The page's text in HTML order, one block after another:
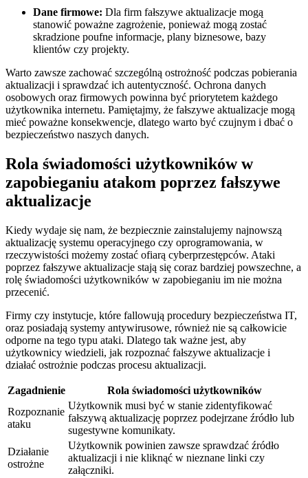
Dane firmowe: Dla firm fałszywe aktualizacje mogą
stanowić poważne zagrożenie, ponieważ mogą zostać
skradzione poufne informacje, plany biznesowe, ​bazy
klientów czy projekty.
Warto ⁤zawsze zachować szczególną ostrożność podczas pobierania
⁢aktualizacji i sprawdzać ich ‍autentyczność. Ochrona danych
osobowych oraz firmowych ⁤powinna być priorytetem każdego
użytkownika internetu. Pamiętajmy, że fałszywe aktualizacje mogą
mieć ‌poważne konsekwencje,⁢ dlatego warto być⁢ czujnym i dbać o
bezpieczeństwo naszych danych.
Rola świadomości użytkowników w
zapobieganiu atakom poprzez fałszywe⁢
aktualizacje
Kiedy wydaje się nam, że bezpiecznie zainstalujemy najnowszą
aktualizację systemu operacyjnego czy ⁣oprogramowania, w
rzeczywistości możemy zostać ofiarą cyberprzestępców. Ataki
poprzez fałszywe aktualizacje stają się coraz bardziej powszechne, a
rolę świadomości użytkowników w zapobieganiu im nie można
przecenić.
Firmy czy instytucje, które fallowują⁢ procedury bezpieczeństwa IT,
oraz posiadają⁤ systemy antywirusowe, również nie są całkowicie
odporne na tego typu ataki. Dlatego tak ważne jest, aby
użytkownicy wiedzieli, jak rozpoznać fałszywe⁣ aktualizacje i ​
działać ostrożnie podczas procesu aktualizacji.
Zagadnienie
Rola świadomości użytkowników
Rozpoznanie
‍ataku
Użytkownik musi​ być w stanie zidentyfikować
fałszywą aktualizację poprzez podejrzane źródło ‍lub
sugestywne komunikaty.
Działanie
ostrożne
Użytkownik powinien ​zawsze sprawdzać źródło
aktualizacji i nie kliknąć w nieznane linki czy
załączniki.